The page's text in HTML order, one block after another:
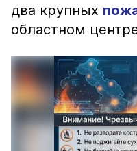
два крупных
областном